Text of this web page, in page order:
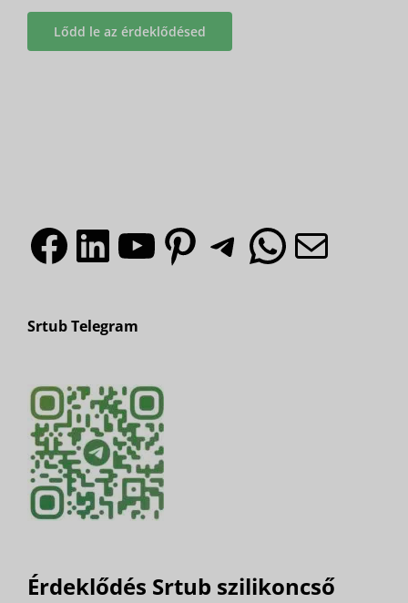
Facebook
LinkedIn
YouTube
Pinterest
Távirat
Srtub Telegram
Érdeklődés Srtub szilikoncső